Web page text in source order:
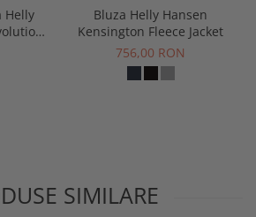
Helly
Bluza Helly Hansen
Kensington Fleece Jacket
756,00 RON
SIMILARE